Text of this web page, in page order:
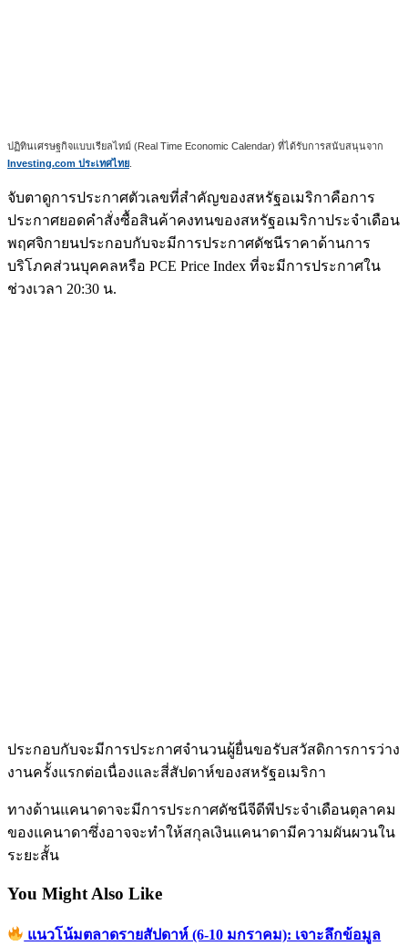
ปฏิทินเศรษฐกิจแบบเรียลไทม์ (Real Time Economic Calendar) ที่ได้รับการสนับสนุนจาก
Investing.com ประเทศไทย
จับตาดูการประกาศตัวเลขที่สำคัญของสหรัฐอเมริกาคือการ
ประกาศยอดคำสั่งซื้อสินค้าคงทนของสหรัฐอเมริกาประจำเดือน
พฤศจิกายนประกอบกับจะมีการประกาศดัชนีราคาด้านการ
บริโภคส่วนบุคคลหรือ PCE Price Index ที่จะมีการประกาศใน
ช่วงเวลา 20:30 น.
ประกอบกับจะมีการประกาศจำนวนผู้ยื่นขอรับสวัสดิการการว่าง
งานครั้งแรกต่อเนื่องและสี่สัปดาห์ของสหรัฐอเมริกา
ทางด้านแคนาดาจะมีการประกาศดัชนีจีดีพีประจำเดือนตุลาคม
ของแคนาดาซึ่งอาจจะทำให้สกุลเงินแคนาดามีความผันผวนใน
ระยะสั้น
You Might Also Like
แนวโน้มตลาดรายสัปดาห์ (6-10 มกราคม): เจาะลึกข้อมูล